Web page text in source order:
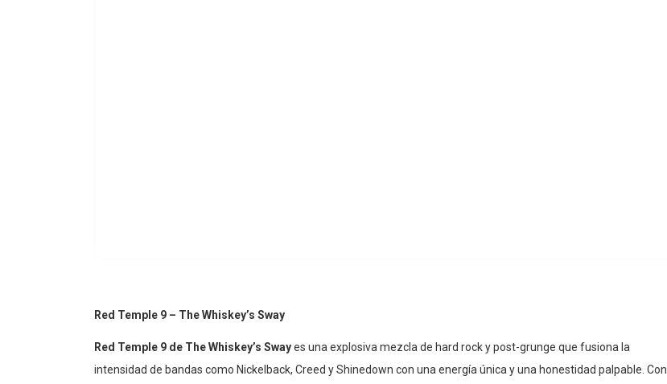
Red Temple 9 – The Whiskey’s Sway
Red Temple 9 de The Whiskey’s Swayes una explosiva mezcla de hard rock y post-grunge que fusiona la
intensidad de bandas como Nickelback, Creed y Shinedown con una energía única y una honestidad palpable. Con